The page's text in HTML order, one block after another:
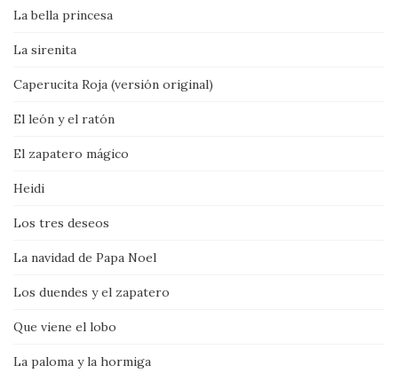
La bella princesa
La sirenita
Caperucita Roja (versión original)
El león y el ratón
El zapatero mágico
Heidi
Los tres deseos
La navidad de Papa Noel
Los duendes y el zapatero
Que viene el lobo
La paloma y la hormiga